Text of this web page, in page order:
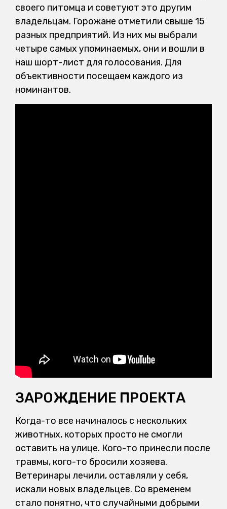
своего питомца и советуют это другим
владельцам. Горожане отметили свыше 15
разных предприятий. Из них мы выбрали
четыре самых упоминаемых, они и вошли в
наш шорт-лист для голосования. Для
объективности посещаем каждого из
номинантов.
ЗАРОЖДЕНИЕ ПРОЕКТА
Когда-то все начиналось с нескольких
животных, которых просто не смогли
оставить на улице. Кого-то принесли после
травмы, кого-то бросили хозяева.
Ветеринары лечили, оставляли у себя,
искали новых владельцев. Со временем
стало понятно, что случайными добрыми